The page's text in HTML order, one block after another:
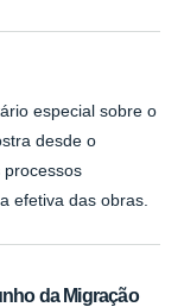
especial sobre o
desde o
processos
efetiva das obras.
da Migração